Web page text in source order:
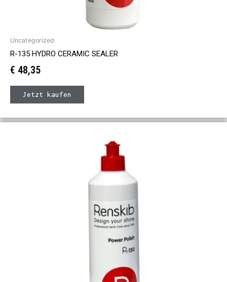
Uncategorized
R-135 HYDRO CERAMIC SEALER
€ 48,35
Jetzt kaufen